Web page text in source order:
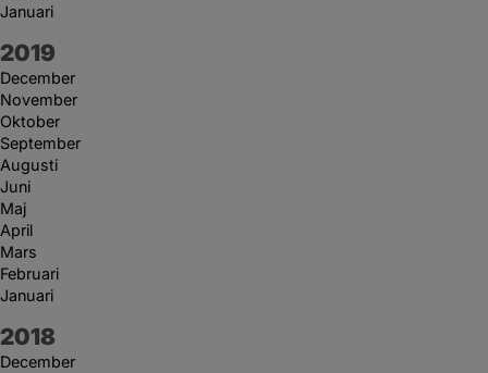
Januari
År:
2019
December
November
Oktober
September
Augusti
Juni
Maj
April
Mars
Februari
Januari
År:
2018
December